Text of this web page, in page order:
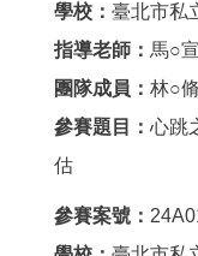
學校： 臺北市私
指導老師： 馬○宣
團隊成員： 林○
參賽題目： 心跳
估
參賽案號：